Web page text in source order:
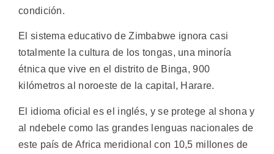
condición.
El sistema educativo de Zimbabwe ignora casi
totalmente la cultura de los tongas, una minoría
étnica que vive en el distrito de Binga, 900
kilómetros al noroeste de la capital, Harare.
El idioma oficial es el inglés, y se protege al shona y
al ndebele como las grandes lenguas nacionales de
este país de Africa meridional con 10,5 millones de